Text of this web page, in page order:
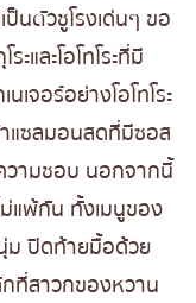
นตัวชูโรงเด่นๆ ขอ
และโอโทโระที่มี
จอร์อย่างโอโทโระ
แซลมอนสดที่มีซอส
วามชอบ นอกจากนี้
ม่แพ้กัน ทั้งเมนูของ
ม ปิดท้ายมื้อด้วย
ที่สาวกของหวาน